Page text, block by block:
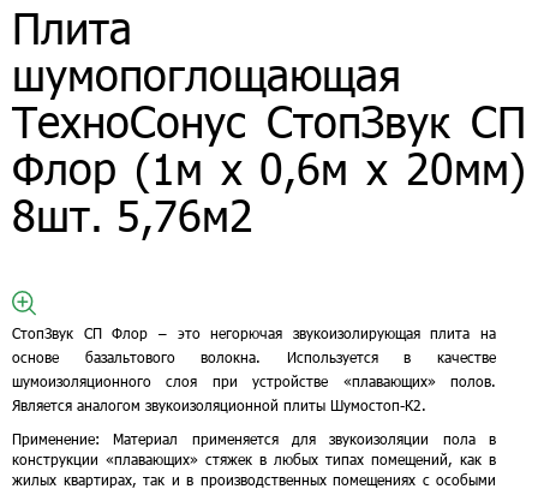
Плита
шумопоглощающая
ТехноСонус СтопЗвук СП
Флор (1м х 0,6м х 20мм)
8шт. 5,76м2
СтопЗвук СП Флор – это негорючая звукоизолирующая плита на
основе базальтового волокна. Используется в качестве
шумоизоляционного слоя при устройстве «плавающих» полов.
Является аналогом звукоизоляционной плиты Шумостоп-К2.
Применение:Материал применяется для звукоизоляции пола в
конструкции «плавающих» стяжек в любых типах помещений, как в
жилых квартирах, так и в производственных помещениях с особыми